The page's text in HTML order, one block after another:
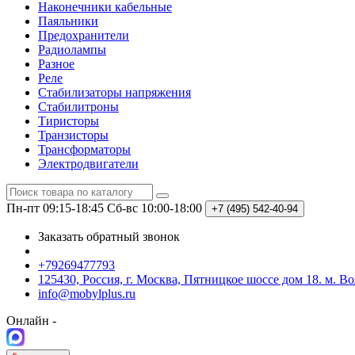
Наконечники кабельные
Паяльники
Предохранители
Радиолампы
Разное
Реле
Стабилизаторы напряжения
Стабилитроны
Тиристоры
Транзисторы
Трансформаторы
Электродвигатели
Пн-пт 09:15-18:45 Сб-вс 10:00-18:00 +7 (495) 542-40-94
Заказать обратный звонок
+79269477793
125430, Россия, г. Москва, Пятницкое шоссе дом 18. м.
info@mobylplus.ru
Онлайн -